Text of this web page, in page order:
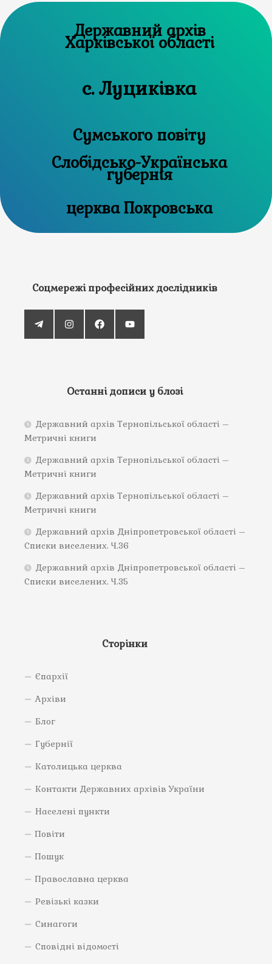
Державний архів
Харківської області
с. Луциківка
Сумського повіту
Слобідсько-Українська
губернія
церква Покровська
Соцмережі професійних дослідників
Останні дописи у блозі
Державний архів Тернопільської області –
Метричні книги
Державний архів Тернопільської області –
Метричні книги
Державний архів Тернопільської області –
Метричні книги
Державний архів Дніпропетровської області –
Списки виселених. Ч.36
Державний архів Дніпропетровської області –
Списки виселених. Ч.35
Сторінки
Єпархії
Архіви
Блог
Губернії
Католицька церква
Контакти Державних архівів України
Населені пункти
Повіти
Пошук
Православна церква
Ревізькі казки
Синагоги
Сповідні відомості